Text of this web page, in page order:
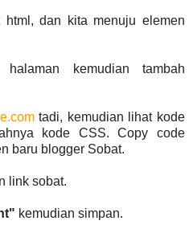
dan kita menuju elemen
kemudian tambah
tadi, kemudian lihat kode
kode CSS. Copy code
baru blogger Sobat.
link sobat.
kemudian simpan.